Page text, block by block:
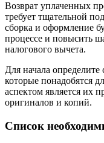
Возврат уплаченных
требует тщательной
сборка и оформление
процессе и повысить
налогового вычета.
Для начала
которые понадобятся
аспектом является их
оригиналов и копий.
Список